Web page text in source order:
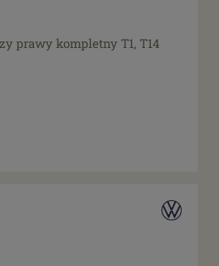
prawy kompletny T1, T14